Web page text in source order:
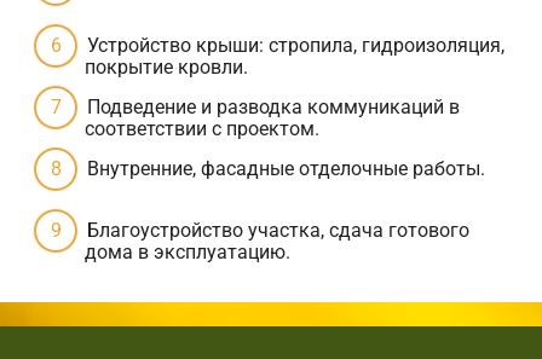
Устройство крыши: стропила, гидроизоляция,
покрытие кровли.
Подведение и разводка коммуникаций в
соответствии с проектом.
Внутренние, фасадные отделочные работы.
Благоустройство участка, сдача готового
дома в эксплуатацию.